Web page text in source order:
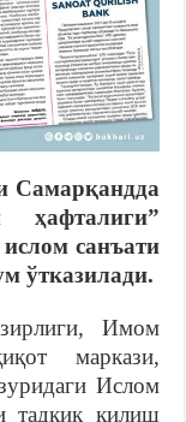
Самарқандда
ҳафталиги”
санъати
ўтказилади.
Имом
маркази,
Ислом
тадқиқ қилиш